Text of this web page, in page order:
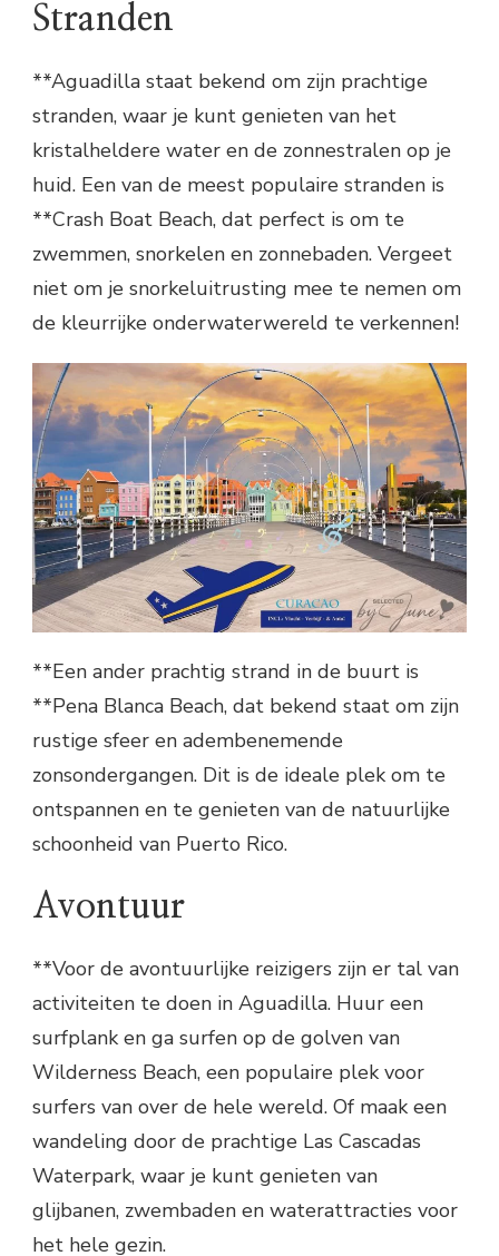
Stranden
**Aguadilla staat bekend om zijn prachtige
stranden, waar je kunt genieten van het
kristalheldere water en de zonnestralen op je
huid. Een van de meest populaire stranden is
**Crash Boat Beach, dat perfect is om te
zwemmen, snorkelen en zonnebaden. Vergeet
niet om je snorkeluitrusting mee te nemen om
de kleurrijke onderwaterwereld te verkennen!
**Een ander prachtig strand in de buurt is
**Pena Blanca Beach, dat bekend staat om zijn
rustige sfeer en adembenemende
zonsondergangen. Dit is de ideale plek om te
ontspannen en te genieten van de natuurlijke
schoonheid van Puerto Rico.
Avontuur
**Voor de avontuurlijke reizigers zijn er tal van
activiteiten te doen in Aguadilla. Huur een
surfplank en ga surfen op de golven van
Wilderness Beach, een populaire plek voor
surfers van over de hele wereld. Of maak een
wandeling door de prachtige Las Cascadas
Waterpark, waar je kunt genieten van
glijbanen, zwembaden en waterattracties voor
het hele gezin.